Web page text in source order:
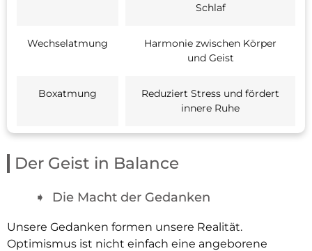
Schlaf
Wechselatmung
Harmonie zwischen Körper
und Geist
Boxatmung
Reduziert Stress und fördert
innere Ruhe
Der Geist in Balance
Die Macht der Gedanken
Unsere Gedanken formen unsere Realität.
Optimismus ist nicht einfach eine angeborene